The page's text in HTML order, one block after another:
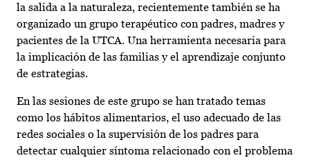
la salida a la naturaleza, recientemente también se ha
organizado un grupo terapéutico con padres, madres y
pacientes de la UTCA. Una herramienta necesaria para
la implicación de las familias y el aprendizaje conjunto
de estrategias.
En las sesiones de este grupo se han tratado temas
como los hábitos alimentarios, el uso adecuado de las
redes sociales o la supervisión de los padres para
detectar cualquier síntoma relacionado con el problema